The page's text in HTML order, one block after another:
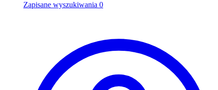
Zapisane wyszukiwania 0